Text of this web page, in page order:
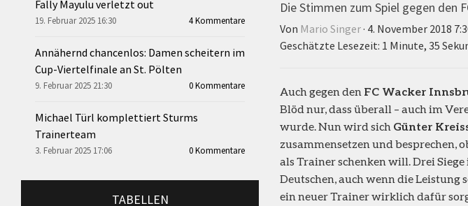
Die Stimmen zum Spiel gegen den
Von Mario Singer· 4. November 2018
Geschätzte Lesezeit: 1 Minute, 35
Auch gegen den FC Wacker
Blöd nur, dass überall – auch im
wurde. Nun wird sich Günter
zusammensetzen und besprechen,
als Trainer schenken will. Drei
Deutschen, auch wenn die Leistung
ein neuer Trainer wirklich dafür
Fally Mayulu verletzt out
19. Februar 2025 16:30 4 Kommentare
Annähernd chancenlos: Damen scheitern im
Cup-Viertelfinale an St. Pölten
9. Februar 2025 21:30 0 Kommentare
Michael Türl komplettiert Sturms
Trainerteam
3. Februar 2025 17:06 0 Kommentare
TABELLEN